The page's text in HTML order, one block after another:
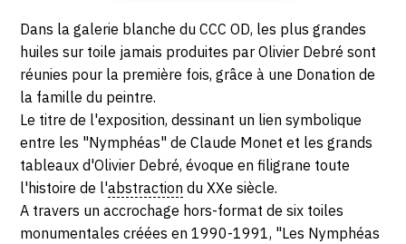
FACEBOOK
TWITTER
-
DIMANCHE
5
JANVIER
2020
Debré,
Jardin
François
1er,
37000
Tours
Description,
horaires...
Dans la galerie blanche du CCC OD, les plus grandes
huiles sur toile jamais produites par Olivier Debré sont
réunies pour la première fois, grâce à une Donation de
la famille du peintre.
Le titre de l'exposition, dessinant un lien symbolique
entre les "Nymphéas" de Claude Monet et les grands
tableaux d'Olivier Debré, évoque en filigrane toute
l'histoire de l'abstraction du XXe siècle.
A travers un accrochage hors-format de six toiles
monumentales créées en 1990-1991, "Les Nymphéas